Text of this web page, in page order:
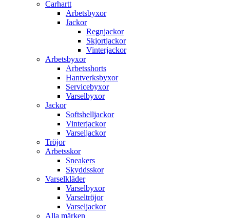
Carhartt
Arbetsbyxor
Jackor
Regnjackor
Skjortjackor
Vinterjackor
Arbetsbyxor
Arbetsshorts
Hantverksbyxor
Servicebyxor
Varselbyxor
Jackor
Softshelljackor
Vinterjackor
Varseljackor
Tröjor
Arbetsskor
Sneakers
Skyddsskor
Varselkläder
Varselbyxor
Varseltröjor
Varseljackor
Alla märken